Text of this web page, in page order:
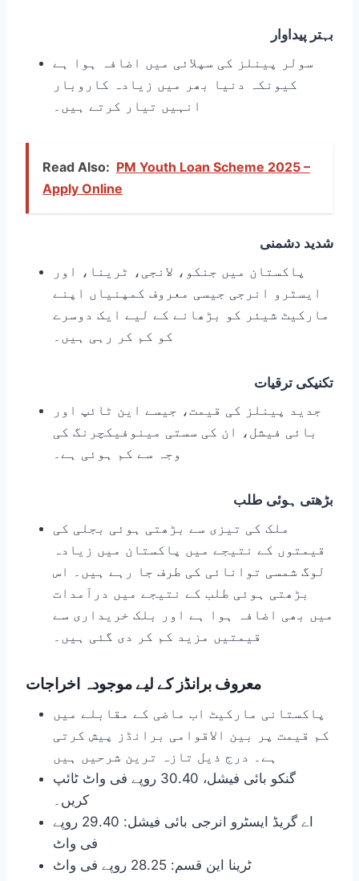
بہتر پیداوار
سولر پینلز کی سپلائی میں اضافہ ہوا ہے
کیونکہ دنیا بھر میں زیادہ کاروبار
انہیں تیار کرتے ہیں۔
Read Also: PM Youth Loan Scheme 2025 –
Apply Online
شدید دشمنی
پاکستان میں جنکو، لانجی، ٹرینا، اور
ایسٹرو انرجی جیسی معروف کمپنیاں اپنے
مارکیٹ شیئر کو بڑھانے کے لیے ایک دوسرے
کو کم کر رہی ہیں۔
تکنیکی ترقیات
جدید پینلز کی قیمت، جیسے این ٹائپ اور
بائی فیشل، ان کی سستی مینوفیکچرنگ کی
وجہ سے کم ہوئی ہے۔
بڑھتی ہوئی طلب
ملک کی تیزی سے بڑھتی ہوئی بجلی کی
قیمتوں کے نتیجے میں پاکستان میں زیادہ
لوگ شمسی توانائی کی طرف جا رہے ہیں۔ اس
بڑھتی ہوئی طلب کے نتیجے میں درآمدات
میں بھی اضافہ ہوا ہے اور بلک خریداری سے
قیمتیں مزید کم کر دی گئی ہیں۔
معروف برانڈز کے لیے موجودہ اخراجات
پاکستانی مارکیٹ اب ماضی کے مقابلے میں
کم قیمت پر بین الاقوامی برانڈز پیش کرتی
ہے۔ درج ذیل تازہ ترین شرحیں ہیں
گنکو بائی فیشل، 30.40 روپے فی واٹ ٹائپ
کریں۔
اے گریڈ ایسٹرو انرجی بائی فیشل: 29.40 روپے
فی واٹ
ٹرینا این قسم: 28.25 روپے فی واٹ